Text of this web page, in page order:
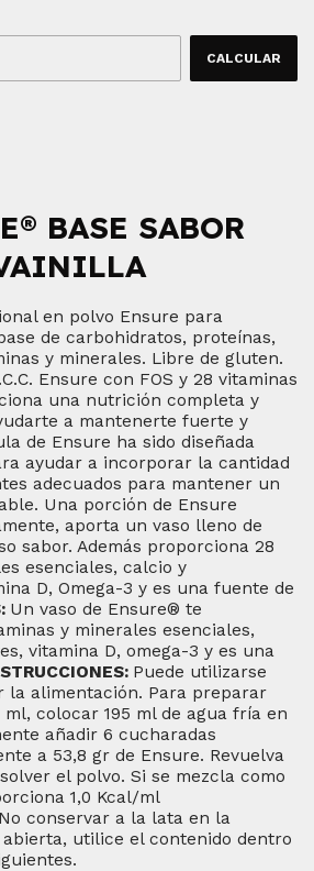
CALCULAR
BASE SABOR
en polvo Ensure para
de carbohidratos, proteínas,
y minerales. Libre de gluten.
Ensure con FOS y 28 vitaminas
una nutrición completa y
a mantenerte fuerte y
de Ensure ha sido diseñada
ayudar a incorporar la cantidad
adecuados para mantener un
Una porción de Ensure
aporta un vaso lleno de
sabor. Además proporciona 28
esenciales, calcio y
D, Omega-3 y es una fuente de
Un vaso de Ensure® te
y minerales esenciales,
vitamina D, omega-3 y es una
Puede utilizarse
la alimentación. Para preparar
colocar 195 ml de agua fría en
añadir 6 cucharadas
a 53,8 gr de Ensure. Revuelva
el polvo. Si se mezcla como
1,0 Kcal/ml
conservar a la lata en la
abierta, utilice el contenido dentro